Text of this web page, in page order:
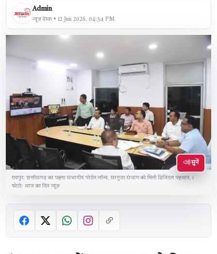
Admin
न्यूज़ डेस्क • 12 Jun 2026, 04:34 PM
सुनें
रायपुर: छत्तीसगढ़ का पहला संभागीय पोर्टल लॉन्च, सरगुजा संभाग को मिली डिजिटल पहचान,।
फोटो: आज का दिन न्यूज़